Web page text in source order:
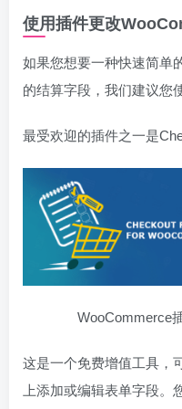
使用插件更改
如果您想要一种快速简单
的结算字段，我们建议您
最受欢迎的插件之一是
WooCommerce
这是一个免费增值工具，
上添加或编辑表单字段。